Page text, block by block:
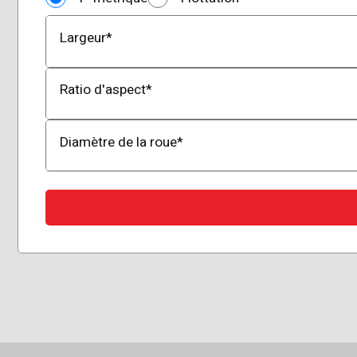
Largeur*
Ratio d'aspect*
Diamètre de la roue*